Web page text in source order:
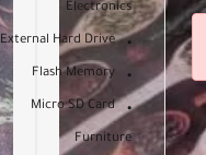
Electronics
External Hard Drive
Flash Memory
Micro SD Card
Furniture